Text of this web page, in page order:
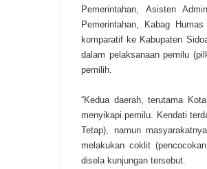
Pemerintahan, Asisten
Pemerintahan, Kabag
komparatif ke Kabupaten
dalam pelaksanaan pemilu
pemilih.
“Kedua daerah, terutama
menyikapi pemilu. Kendati
Tetap), namun
melakukan coklit
disela kunjungan tersebut.